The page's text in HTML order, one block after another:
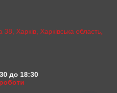
Харків, Харківська область,
до 18:30